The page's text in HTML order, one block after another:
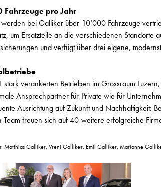
Fahrzeuge pro Jahr
bei Galliker über 10‘000 Fahrzeuge
um Ersatzteile an die verschiedenen
und verfügt über drei eigene,
stark verankerten Betrieben im Grossraum
Ansprechpartner für Private wie für
Ausrichtung auf Zukunft und Nachhaltigkeit:
Team freuen sich auf 40 weitere erfolgreiche
Matthias Galliker, Vreni Galliker, Emil Galliker, Marianne